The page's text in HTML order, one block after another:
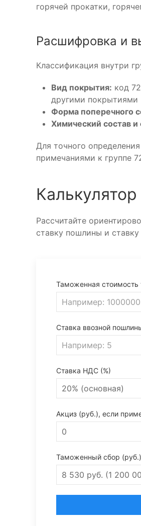
горячей прокатки,
Расшифровка и
Классификация внутри
Вид покрытия: код
другими покрытиями
Форма поперечного
Химический состав и
Для точного
примечаниями к группе
Рассчитайте
ставку пошлины и
Таможенная стоимость
Ставка ввозной
Ставка НДС (%)
Акциз (руб.), если
Таможенный сбор (руб.)